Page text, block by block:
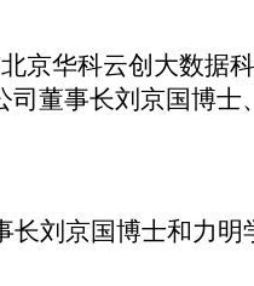
京华科云创大数据
董事长刘京国博
刘京国博士和力